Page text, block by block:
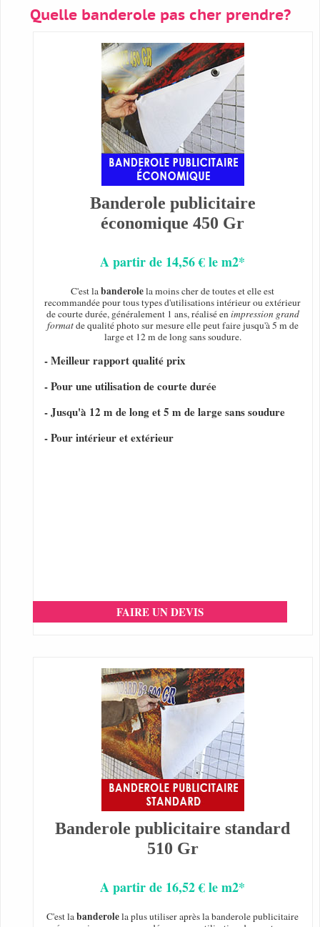
Quelle banderole pas cher prendre?
Banderole publicitaire
économique 450 Gr
A partir de 14,56 € le m2*
C'est labanderolela moins cher de toutes et elle est
recommandée pour tous types d'utilisations intérieur ou extérieur
de courte durée, généralement 1 ans, réalisé enimpression grand
formatde qualité photo sur mesure elle peut faire jusqu'à 5 m de
large et 12 m de long sans soudure.
- Meilleur rapport qualité prix
- Pour une utilisation de courte durée
- Jusqu'à 12 m de long et 5 m de large sans soudure
- Pour intérieur et extérieur
FAIRE UN DEVIS
Banderole publicitaire standard
510 Gr
A partir de 16,52 € le m2*
C'est labanderolela plus utiliser après la banderole publicitaire